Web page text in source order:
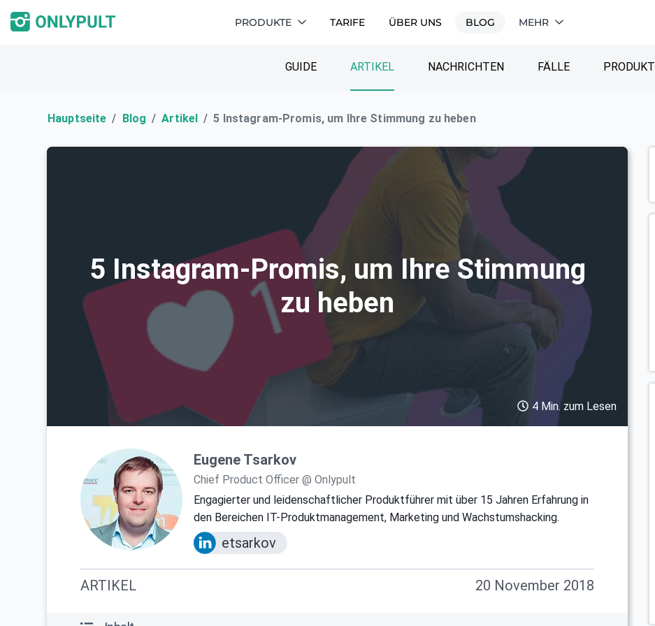
PRODUKTE TARIFE ÜBER UNS BLOG MEHR
GUIDE ARTIKEL NACHRICHTEN FÄLLE PRODUKT
Hauptseite Blog Artikel 5 Instagram-Promis, um Ihre Stimmung zu heben
5 Instagram-Promis, um Ihre Stimmung
zu heben
4 Min. zum Lesen
Eugene Tsarkov
Chief Product Officer @ Onlypult
Engagierter und leidenschaftlicher Produktführer mit über 15 Jahren Erfahrung in
den Bereichen IT-Produktmanagement, Marketing und Wachstumshacking.
etsarkov
ARTIKEL 20 November 2018